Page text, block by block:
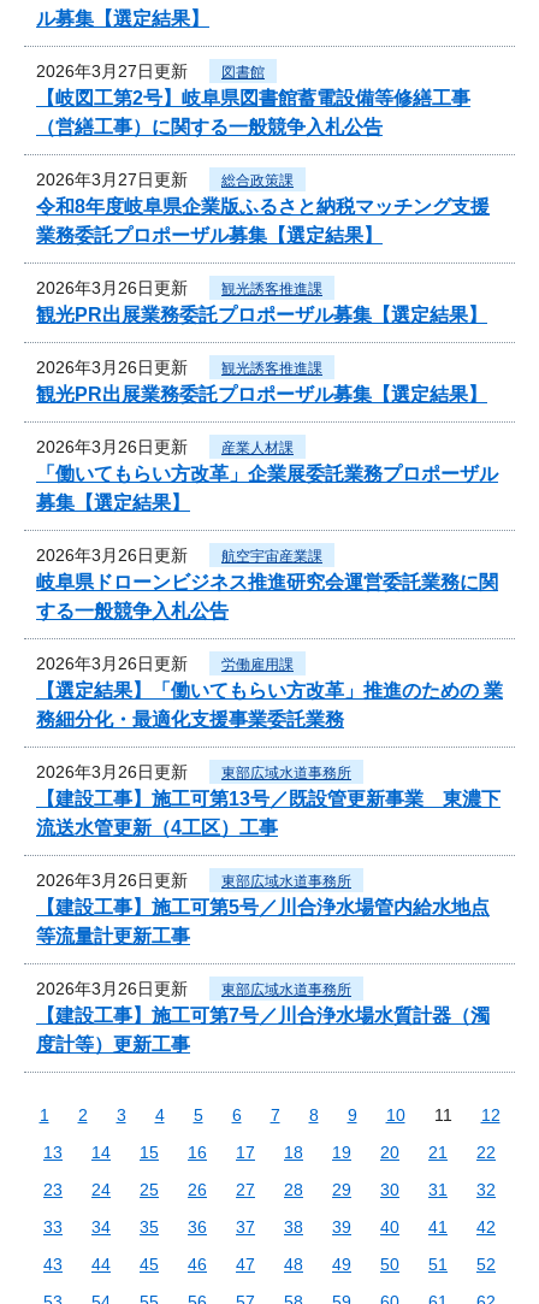
ル募集【選定結果】
2026年3月27日更新 図書館
【岐図工第2号】岐阜県図書館蓄電設備等修繕工事
（営繕工事）に関する一般競争入札公告
2026年3月27日更新 総合政策課
令和8年度岐阜県企業版ふるさと納税マッチング支援
業務委託プロポーザル募集【選定結果】
2026年3月26日更新 観光誘客推進課
観光PR出展業務委託プロポーザル募集【選定結果】
2026年3月26日更新 観光誘客推進課
観光PR出展業務委託プロポーザル募集【選定結果】
2026年3月26日更新 産業人材課
「働いてもらい方改革」企業展委託業務プロポーザル
募集【選定結果】
2026年3月26日更新 航空宇宙産業課
岐阜県ドローンビジネス推進研究会運営委託業務に関
する一般競争入札公告
2026年3月26日更新 労働雇用課
【選定結果】「働いてもらい方改革」推進のための 業
務細分化・最適化支援事業委託業務
2026年3月26日更新 東部広域水道事務所
【建設工事】施工可第13号／既設管更新事業 東濃下
流送水管更新（4工区）工事
2026年3月26日更新 東部広域水道事務所
【建設工事】施工可第5号／川合浄水場管内給水地点
等流量計更新工事
2026年3月26日更新 東部広域水道事務所
【建設工事】施工可第7号／川合浄水場水質計器（濁
度計等）更新工事
1 2 3 4 5 6 7 8 9 10 11
12
13
14 15 16 17 18 19 20 21
22
23
24 25 26 27 28 29 30 31
32
33
34 35 36 37 38 39 40 41
42
43
44 45 46 47 48 49 50 51
52